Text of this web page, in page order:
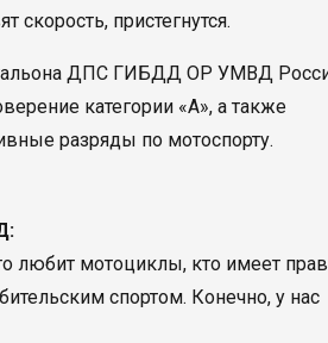
скорость, пристегнутся.
ДПС ГИБДД ОР УМВД
категории «А», а также
разряды по мотоспорту.
любит мотоциклы, кто имеет
спортом. Конечно, у нас